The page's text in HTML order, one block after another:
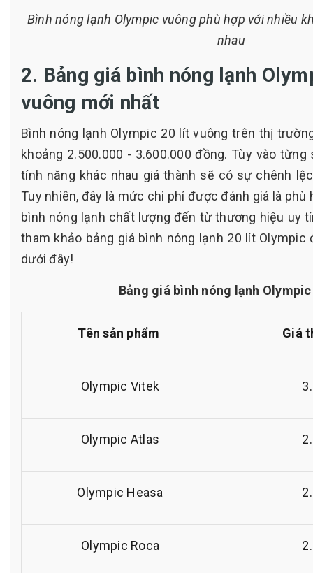
Bình nóng lạnh Olympic vuông phù hợp với nhiều
nhau
2. Bảng giá bình nóng lạnh
vuông mới nhất
Bình nóng lạnh Olympic 20 lít vuông trên thị
khoảng 2.500.000 - 3.600.000 đồng. Tùy vào
tính năng khác nhau giá thành sẽ có sự chênh
Tuy nhiên, đây là mức chi phí được đánh giá là
bình nóng lạnh chất lượng đến từ thương hiệu uy
tham khảo bảng giá bình nóng lạnh 20 lít
dưới đây!
Bảng giá bình nóng lạnh
Tên sản phẩm Giá
Olympic Vitek
Olympic Atlas
Olympic Heasa
Olympic Roca